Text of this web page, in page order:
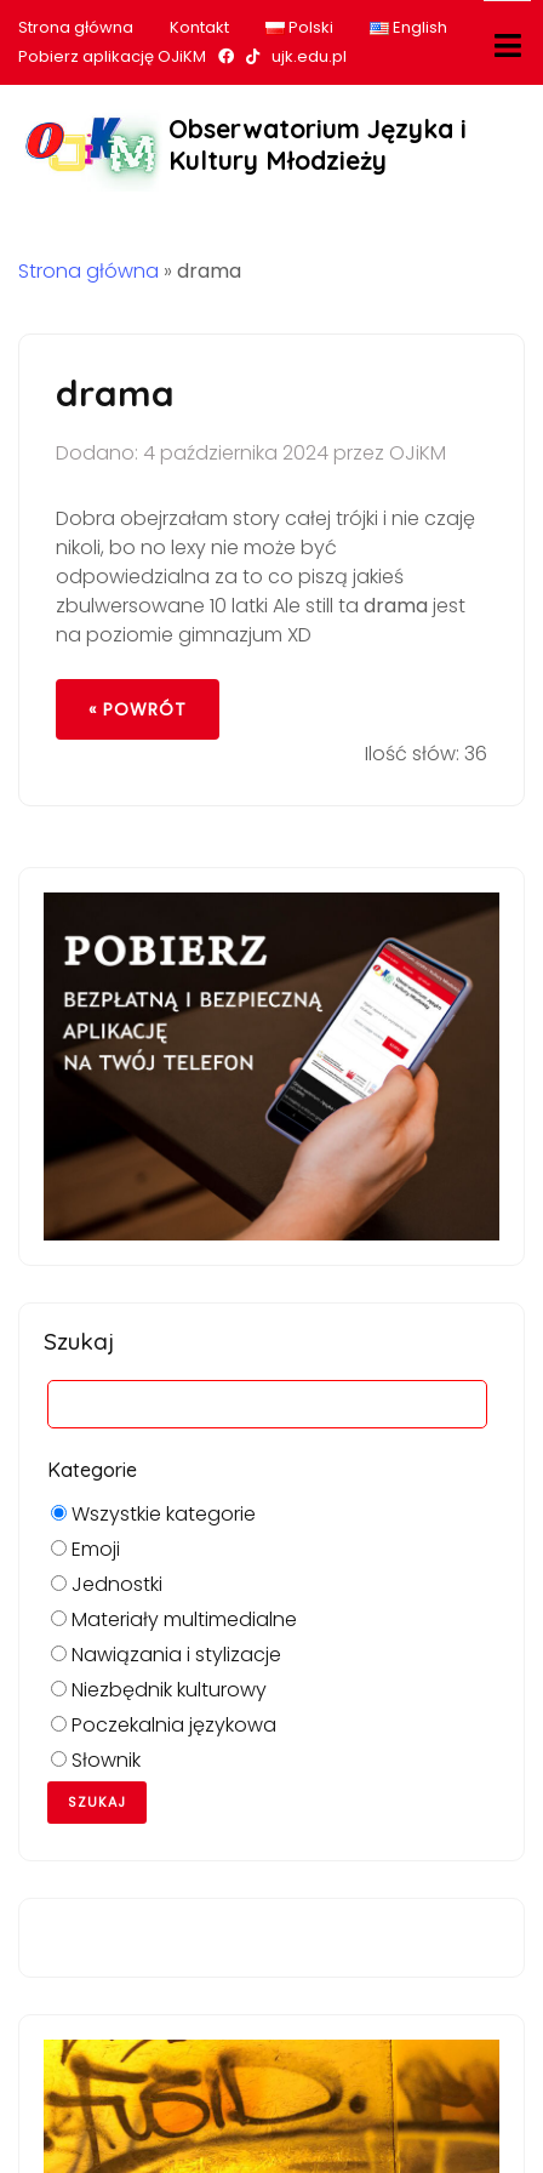
Strona główna Kontakt Polski
English
Pobierz aplikację OJiKM
Nasz profil na Facebook
Nasz profil na tiktok
ujk.edu.pl
Obserwatorium Języka i
Kultury Młodzieży
Strona główna » drama
drama
Dodano: 4 października 2024 przez OJiKM
Dobra obejrzałam story całej trójki i nie czaję
nikoli, bo no lexy nie może być
odpowiedzialna za to co piszą jakieś
zbulwersowane 10 latki Ale still ta drama jest
na poziomie gimnazjum XD
« POWRÓT
Ilość słów: 36
Szukaj
Kategorie
Wszystkie kategorie
Emoji
Jednostki
Materiały multimedialne
Nawiązania i stylizacje
Niezbędnik kulturowy
Poczekalnia językowa
Słownik